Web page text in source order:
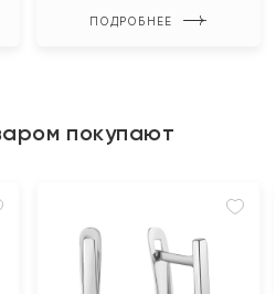
ПОДРОБНЕЕ
покупают